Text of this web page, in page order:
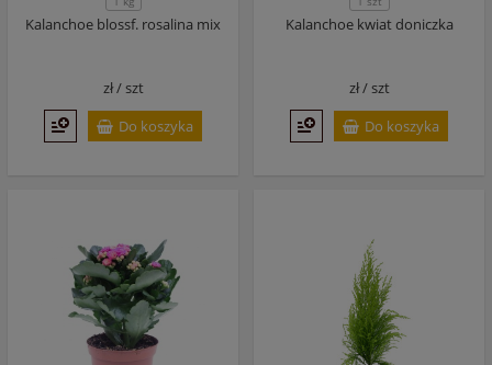
Kalanchoe blossf. rosalina mix
zł /szt
Do koszyka
Kalanchoe kwiat doniczka
zł /szt
Do koszyka